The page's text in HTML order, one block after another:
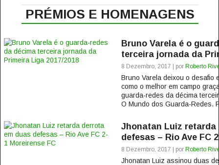
PRÉMIOS E HOMENAGENS
Bruno Varela é o
terceira jornada da
8 Dezembro, 2017 | por Roberto
Bruno Varela deixou o desafio
como o melhor em campo
guarda-redes da décima
O Mundo dos Guarda-Redes.
Jhonatan Luiz retarda
defesas – Rio Ave FC
8 Dezembro, 2017 | por Roberto
Jhonatan Luiz assinou duas